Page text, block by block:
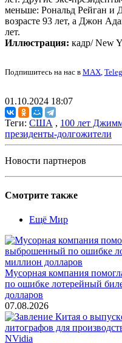
меньше: Рональд Рейган и
возрасте 93 лет, а Джон
лет.
Иллюстрация: кадр/ New
Подпишитесь на нас в MAX,
01.10.2024 18:07
Теги: США , 100 лет
президенты-долгожители
Новости партнеров
Смотрите также
Ещё Мир
Мусорная компания
по ошибке лотерейный
долларов
07.08.2026